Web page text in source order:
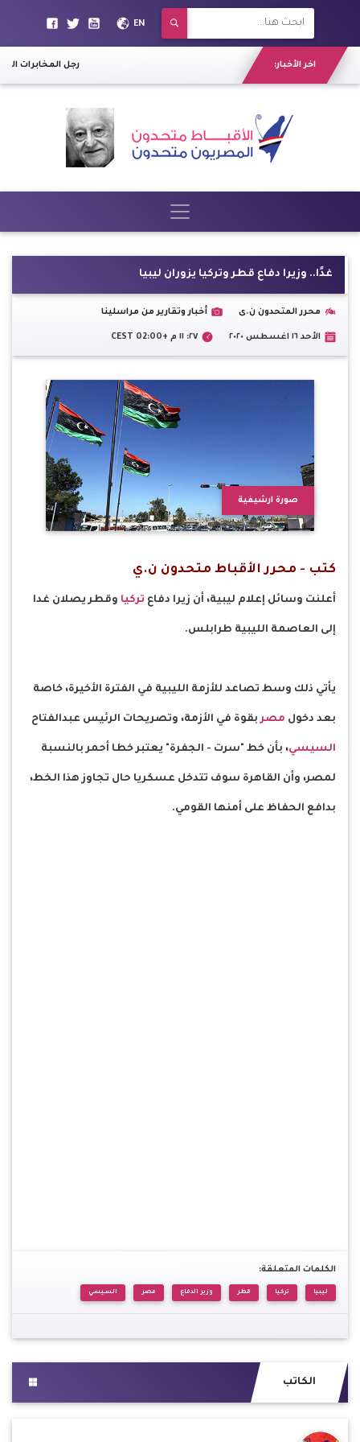
EN
اخر الأخبار: رجل المخابرات
غدًا.. وزيرا دفاع قطر وتركيا يزوران ليبيا
محرر المتحدون ن.ى أخبار وتقارير من مراسلينا
الأحد ١٦ اغسطس ٢٠٢٠ ٢٧: ١١ م +02:00 CEST
صورة ارشيفية
كتب - محرر الأقباط متحدون ن.ي
أعلنت وسائل إعلام ليبية، أن زيرا دفاع تركيا وقطر يصلان غدا
إلى العاصمة الليبية طرابلس.
يأتي ذلك وسط تصاعد للأزمة الليبية في الفترة الأخيرة، خاصة
بعد دخول مصربقوة في الأزمة، وتصريحات الرئيس عبدالفتاح
السيسي، بأن خط "سرت - الجفرة" يعتبر خطا أحمر بالنسبة
لمصر، وأن القاهرة سوف تتدخل عسكريا حال تجاوز هذا الخط،
بدافع الحفاظ على أمنها القومي.
الكلمات المتعلقة:
ليبيا تركيا قطر وزير الدفاع مصر السيسي
الكاتب